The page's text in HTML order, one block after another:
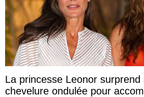
La princesse Leonor surprend
chevelure ondulée pour